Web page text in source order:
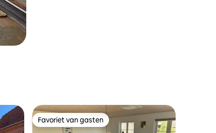
Favoriet van gasten
Favoriet van gasten